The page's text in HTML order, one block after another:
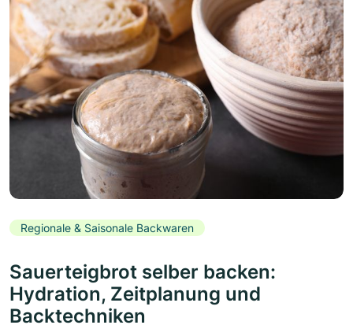
Regionale & Saisonale Backwaren
Sauerteigbrot selber backen:
Hydration, Zeitplanung und
Backtechniken